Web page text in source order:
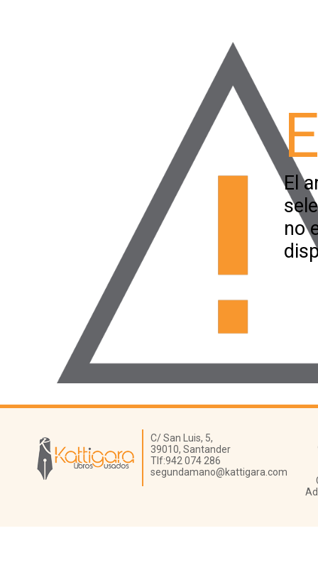
El
no
Librería Kattigara
C/ San Luis, 5,
39010, Santander
Tlf:942 074 286
segundamano@kattigara.com